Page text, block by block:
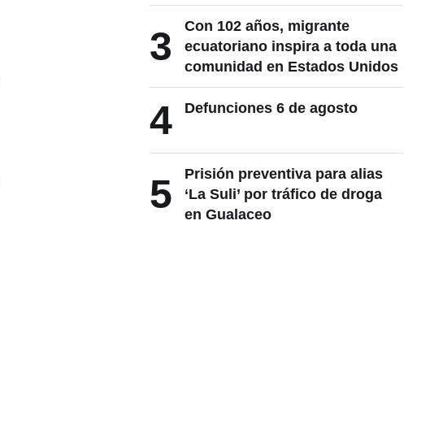
3
Con 102 años, migrante
ecuatoriano inspira a toda una
comunidad en Estados Unidos
4 Defunciones 6 de agosto
5
Prisión preventiva para alias
‘La Suli’ por tráfico de droga
en Gualaceo